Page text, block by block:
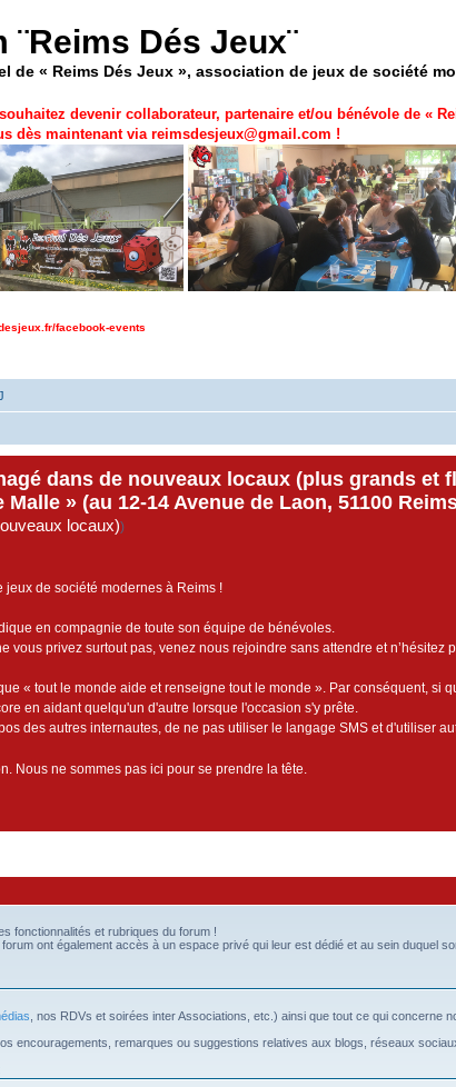
¨Reims Dés Jeux¨
de « Reims Dés Jeux », association de jeux de société
devenir collaborateur, partenaire et/ou bénévole de «
dès maintenant viareimsdesjeux@gmail.com !
facebook-events
dans de nouveaux locaux (plus grands
» (au 12-14 Avenue de Laon, 51100
locaux))
jeux de société modernes à Reims !
en compagnie de toute son équipe de bénévoles.
vous privez surtout pas, venez nous rejoindre sans attendre et n’hésitez
« tout le monde aide et renseigne tout le monde ». Par conséquent, si
en aidant quelqu'un d'autre lorsque l'occasion s'y prête.
des autres internautes, de ne pas utiliser le langage SMS et d'utiliser
Nous ne sommes pas ici pour se prendre la tête.
fonctionnalités et rubriques du forum !
ont également accès à un espace privé qui leur est dédié et au sein duquel
, nos RDVs et soirées inter Associations, etc.) ainsi que tout ce qui concerne
encouragements, remarques ou suggestions relatives aux blogs, réseaux